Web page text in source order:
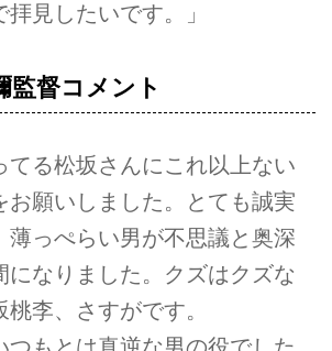
見したいです。」
督コメント
てる松坂さんにこれ以上ない
お願いしました。とても誠実
薄っぺらい男が不思議と奥深
になりました。クズはクズな
李、さすがです。